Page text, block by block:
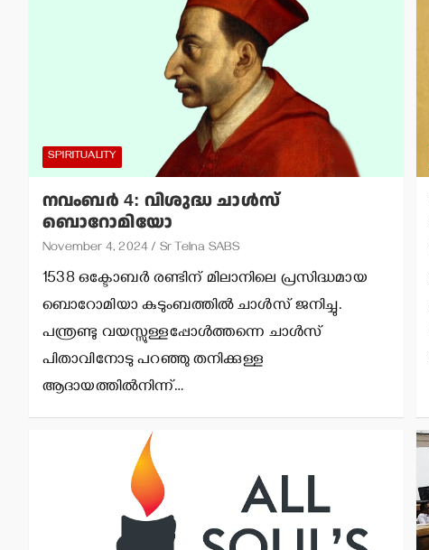
SPIRITUALITY
നവംബര്‍ 4: വിശുദ്ധ ചാള്‍സ്
ബൊറോമിയോ
November 4, 2024 Sr Telna SABS
1538 ഒക്ടോബര്‍ രണ്ടിന് മിലാനിലെ പ്രസിദ്ധമായ
ബൊറോമിയാ കുടുംബത്തില്‍ ചാള്‍സ് ജനിച്ചു.
പന്ത്രണ്ടു വയസ്സുള്ളപ്പോള്‍ത്തന്നെ ചാള്‍സ്
പിതാവിനോടു പറഞ്ഞു തനിക്കുള്ള
ആദായത്തില്‍നിന്ന്…